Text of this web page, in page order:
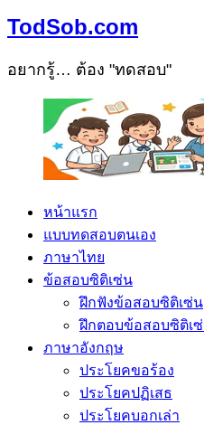
TodSob.com
อยากรู้… ต้อง "ทดสอบ"
หน้าแรก
แบบทดสอบตนเอง
ภาษาไทย
ข้อสอบซิติเซ่น
ฝึกฟังข้อสอบซิติเซ่น
ฝึกตอบข้อสอบซิติเ
ภาษาอังกฤษ
ประโยคขอร้อง
ประโยคปฏิเสธ
ประโยคบอกเล่า